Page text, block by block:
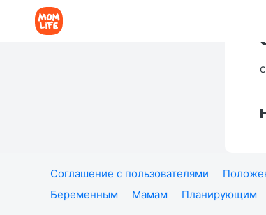
Соглашение с пользователями
Беременным
Мамам Планирующим